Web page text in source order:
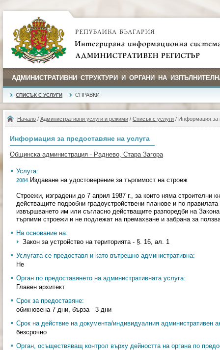
АДМИНИСТРАТИВНИ СТРУКТУРИ И ОРГАНИ НА
СПИСЪК С УСЛУГИ СПРАВКИ
Начало / Административни услуги и режими / Списък с услуги / Информация за
Информация за предоставяне на услуга
Общинска администрация - Раднево, Стара Загора
Услуга:
2084 Издаване на удостоверение за търпимост на строеж
Строежи, изградени до 7 април 1987 г., за които няма строителни
действащите подробни градоустройствени планове и по
извършването им или съгласно действащите разпоредби на
търпими строежи и не подлежат на премахване и забрана за
На основание на:
Закон за устройство на територията - §. 16, ал. 1
Услугата се предоставя и като вътрешно-административна:
Не
Орган по предоставянето на административната услуга:
Главен архитект
Срок за предоставяне:
обикновена-7 дни, бърза - 3 дни
Срок на действие на документа/индивидуалния административен
безсрочно
Орган, осъществяващ контрол върху дейността на органа по